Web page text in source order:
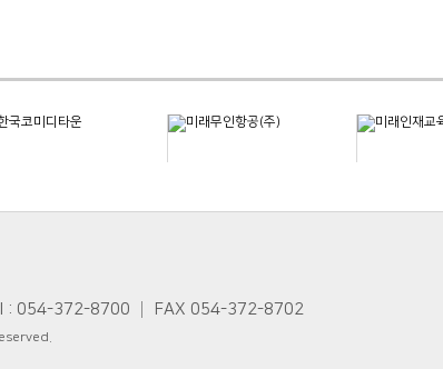
: 054-372-8700 │ FAX 054-372-8702